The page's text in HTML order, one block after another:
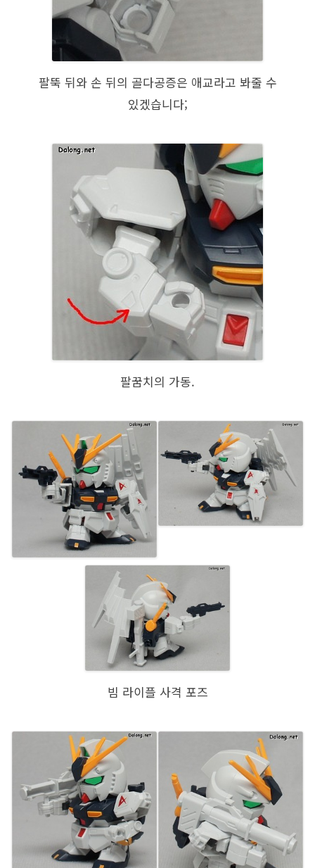
팔뚝 뒤와 손 뒤의 골다공증은 애교라고 봐줄 수
있겠습니다;
팔꿈치의 가동.
빔 라이플 사격 포즈